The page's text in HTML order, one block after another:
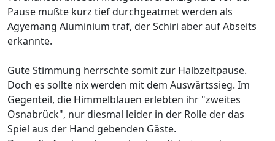
Pause mußte kurz tief durchgeatmet werden als
Agyemang Aluminium traf, der Schiri aber auf Abseits
erkannte.
Gute Stimmung herrschte somit zur Halbzeitpause.
Doch es sollte nix werden mit dem Auswärtssieg. Im
Gegenteil, die Himmelblauen erlebten ihr "zweites
Osnabrück", nur diesmal leider in der Rolle der das
Spiel aus der Hand gebenden Gäste.